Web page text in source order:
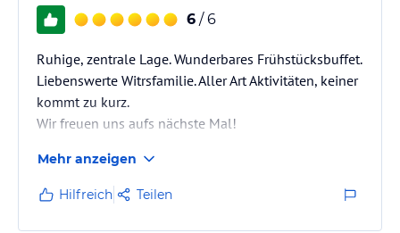
6 / 6
Ruhige, zentrale Lage. Wunderbares Frühstücksbuffet.
Liebenswerte Witrsfamilie. Aller Art Aktivitäten, keiner
kommt zu kurz.
Wir freuen uns aufs nächste Mal!
Mehr anzeigen
Hilfreich Teilen